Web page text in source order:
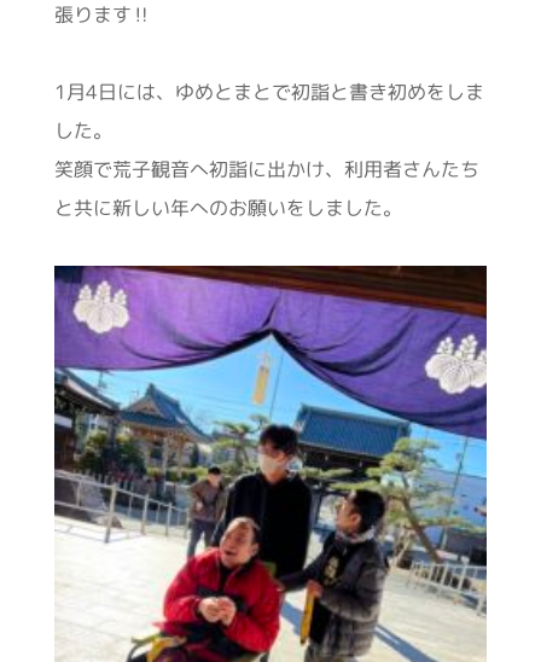
張ります‼︎
1月4日には、ゆめとまとで初詣と書き初めをしま
した。
笑顔で荒子観音へ初詣に出かけ、利用者さんたち
と共に新しい年へのお願いをしました。